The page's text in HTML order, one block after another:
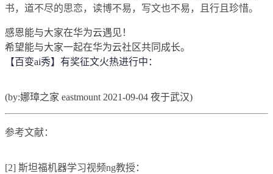
书，道不尽的思恋，读博不易，写文也不易，且行且珍惜。
感恩能与大家在华为云遇见！
希望能与大家一起在华为云社区共同成长。
【百变ai秀】有奖征文火热进行中：
(by:娜璋之家 eastmount 2021-09-04 夜于武汉)
参考文献：
[2] 斯坦福机器学习视频ng教授：